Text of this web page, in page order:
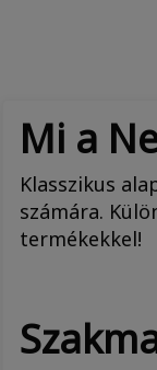
Mi a
Klasszikus
számára.
termékekkel!